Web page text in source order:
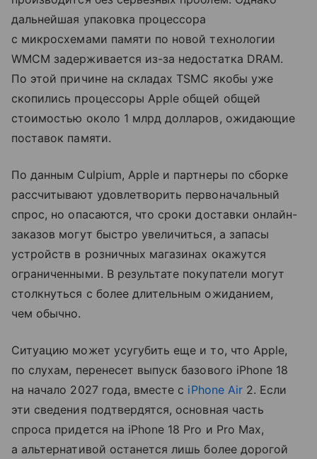
дальнейшая упаковка процессора
с микросхемами памяти по новой технологии
WMCM задерживается из-за недостатка DRAM.
По этой причине на складах TSMC якобы уже
скопились процессоры Apple общей общей
стоимостью около 1 млрд долларов, ожидающие
поставок памяти.
По данным Culpium, Apple и партнеры по сборке
рассчитывают удовлетворить первоначальный
спрос, но опасаются, что сроки доставки онлайн-
заказов могут быстро увеличиться, а запасы
устройств в розничных магазинах окажутся
ограниченными. В результате покупатели могут
столкнуться с более длительным ожиданием,
чем обычно.
Ситуацию может усугубить еще и то, что Apple,
по слухам, перенесет выпуск базового iPhone 18
на начало 2027 года, вместе с iPhone Air2. Если
эти сведения подтвердятся, основная часть
спроса придется на iPhone 18 Pro и Pro Max,
а альтернативой останется лишь более дорогой